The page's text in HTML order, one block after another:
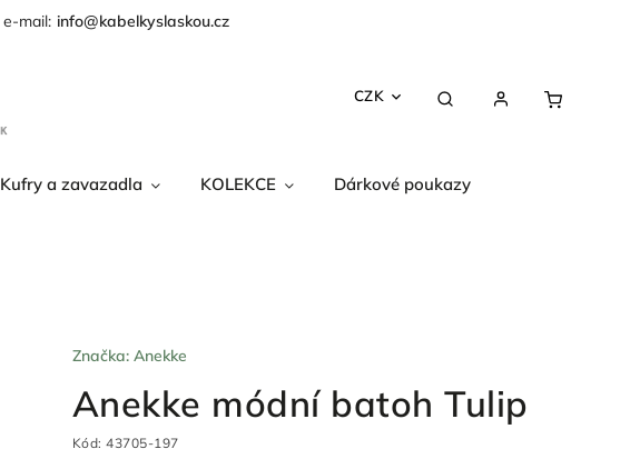
info@kabelkyslaskou.cz
CZK
Kufry a zavazadla KOLEKCE Dárkové poukazy
Anekke módní batoh Tulip
Kód: 43705-197
Značka: Anekke